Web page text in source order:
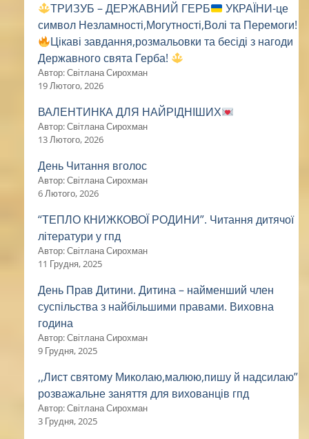
ТРИЗУБ – ДЕРЖАВНИЙ ГЕРБ
УКРАЇНИ-це
символ Незламності,Могутності,Волі та Перемоги!
Цікаві завдання,розмальовки та бесіді з нагоди
Державного свята Герба!
Автор: Світлана Сирохман
19 Лютого, 2026
ВАЛЕНТИНКА ДЛЯ НАЙРІДНІШИХ
Автор: Світлана Сирохман
13 Лютого, 2026
День Читання вголос
Автор: Світлана Сирохман
6 Лютого, 2026
“ТЕПЛО КНИЖКОВОЇ РОДИНИ”. Читання дитячої
літератури у гпд
Автор: Світлана Сирохман
11 Грудня, 2025
День Прав Дитини. Дитина – найменший член
суспільства з найбільшими правами. Виховна
година
Автор: Світлана Сирохман
9 Грудня, 2025
,,Лист святому Миколаю,малюю,пишу й надсилаю”
розважальне заняття для вихованців гпд
Автор: Світлана Сирохман
3 Грудня, 2025